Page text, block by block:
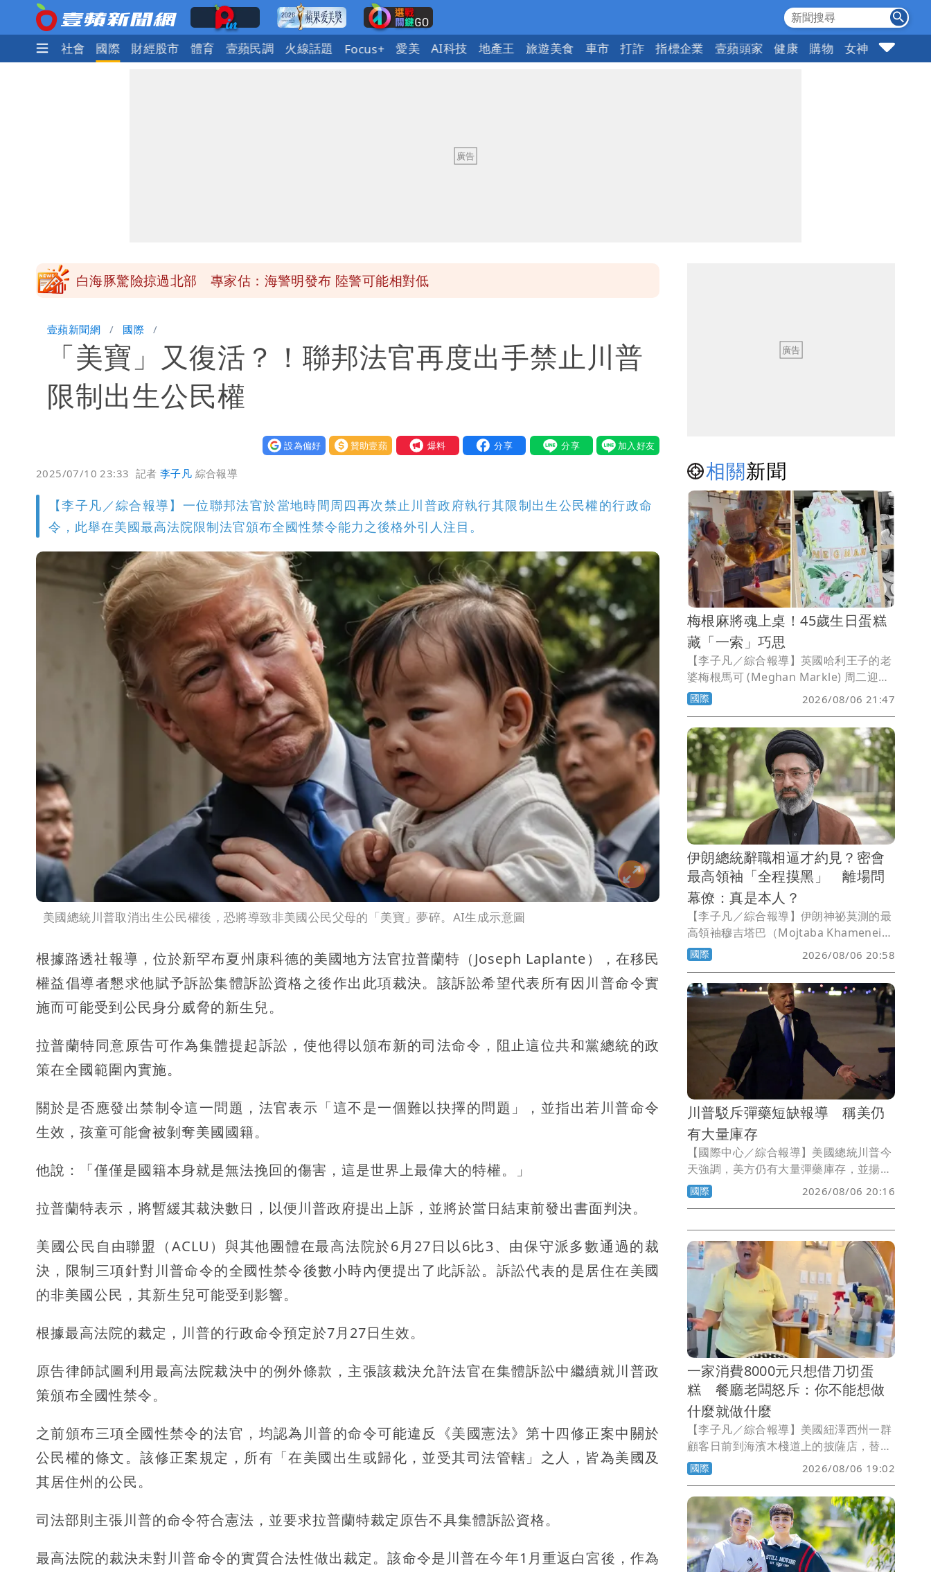
政治 社會 國際 財經股市 體育 壹蘋民調 火線話題 Focus+ 愛美 AI科技 地產王 旅遊美食 車市 打詐 指標企業 壹蘋頭家 健康 購物 女神 10點強打
白海豚驚險掠過北部 專家估：海警明發布 陸警可能相對低
白海豚颱風逼近！鄭明典示警「恐遇黑潮變強」 路徑分歧藏警訊：不利強度維持
壹蘋新聞網 國際
「美寶」又復活？！聯邦法官再度出手禁止川普
限制出生公民權
設為偏好 贊助壹蘋 我要爆料
2025/07/10 23:33 記者李子凡 綜合報導
【李子凡／綜合報導】一位聯邦法官於當地時間周四再次禁止川普政府執行其限制出生公民權的行政命
令，此舉在美國最高法院限制法官頒布全國性禁令能力之後格外引人注目。
美國總統川普取消出生公民權後，恐將導致非美國公民父母的「美寶」夢碎。AI生成示意圖
根據路透社報導，位於新罕布夏州康科德的美國地方法官拉普蘭特（Joseph Laplante），在移民
權益倡導者懇求他賦予訴訟集體訴訟資格之後作出此項裁決。該訴訟希望代表所有因川普命令實
施而可能受到公民身分威脅的新生兒。
拉普蘭特同意原告可作為集體提起訴訟，使他得以頒布新的司法命令，阻止這位共和黨總統的政
策在全國範圍內實施。
關於是否應發出禁制令這一問題，法官表示「這不是一個難以抉擇的問題」，並指出若川普命令
生效，孩童可能會被剝奪美國國籍。
他說：「僅僅是國籍本身就是無法挽回的傷害，這是世界上最偉大的特權。」
拉普蘭特表示，將暫緩其裁決數日，以便川普政府提出上訴，並將於當日結束前發出書面判決。
美國公民自由聯盟（ACLU）與其他團體在最高法院於6月27日以6比3、由保守派多數通過的裁
決，限制三項針對川普命令的全國性禁令後數小時內便提出了此訴訟。訴訟代表的是居住在美國
的非美國公民，其新生兒可能受到影響。
根據最高法院的裁定，川普的行政命令預定於7月27日生效。
原告律師試圖利用最高法院裁決中的例外條款，主張該裁決允許法官在集體訴訟中繼續就川普政
策頒布全國性禁令。
之前頒布三項全國性禁令的法官，均認為川普的命令可能違反《美國憲法》第十四修正案中關於
公民權的條文。該修正案規定，所有「在美國出生或歸化，並受其司法管轄」之人，皆為美國及
其居住州的公民。
司法部則主張川普的命令符合憲法，並要求拉普蘭特裁定原告不具集體訴訟資格。
最高法院的裁決未對川普命令的實質合法性做出裁定。該命令是川普在今年1月重返白宮後，作為
相關新聞
梅根麻將魂上桌！45歲生日蛋糕
藏「一索」巧思
【李子凡／綜合報導】英國哈利王子的老
婆梅根馬可 (Meghan Markle) 周二迎來
45歲生日，不僅在社群平台分享自己躍入
戶外泳池的照片，感謝粉絲送上祝福，好
友更特別準備一款以麻將為主題的雙層蛋
糕，向她長年熱愛的休閒活動致敬。
國際 2026/08/06 21:47
伊朗總統辭職相逼才約見？密會
最高領袖「全程摸黑」 離場問
幕僚：真是本人？
【李子凡／綜合報導】伊朗神祕莫測的最
高領袖穆吉塔巴（Mojtaba Khamenei）
行蹤極度隱密，就連伊朗總統裴澤斯基安
（Masoud Pezeshkian），也不確定自
己是否真的曾在一輛昏暗轎車後座與他單
獨會面。
國際 2026/08/06 20:58
川普駁斥彈藥短缺報導 稱美仍
有大量庫存
【國際中心／綜合報導】美國總統川普今
天強調，美方仍有大量彈藥庫存，並揚言
追究散布美國彈藥短缺說法者的法律責
任。
國際 2026/08/06 20:16
一家消費8000元只想借刀切蛋
糕 餐廳老闆怒斥：你不能想做
什麼就做什麼
【李子凡／綜合報導】美國紐澤西州一群
顧客日前到海濱木棧道上的披薩店，替5
歲男童慶祝生日，沒想到用餐後向店家借
刀切蛋糕，竟遭老闆當場怒斥。雙方爭執
影片曝光後迅速在社群媒體瘋傳，也引發
網友對店家處理方式的激烈討論。
國際 2026/08/06 19:02